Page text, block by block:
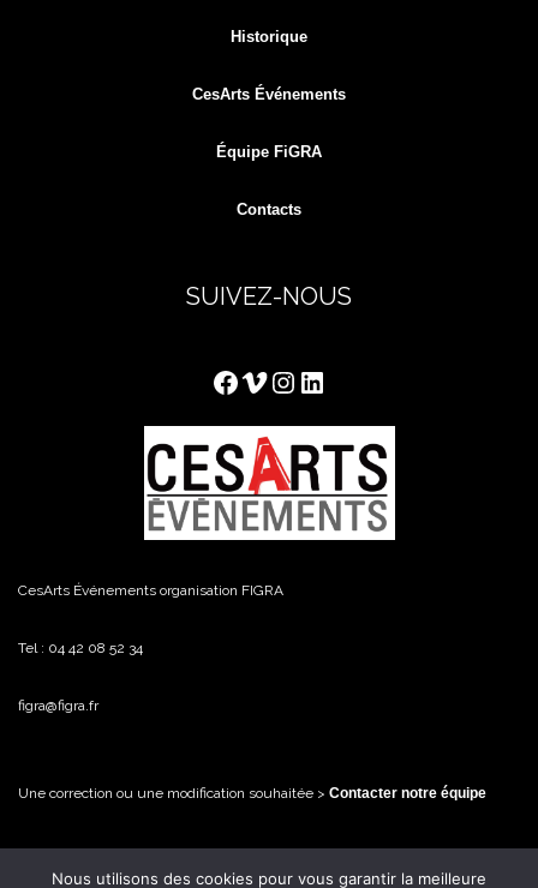
Historique
CesArts Événements
Équipe FiGRA
Contacts
SUIVEZ-NOUS
Facebook
Vimeo
Instagram
LinkedIn
CesArts Événements organisation FIGRA
Tel : 04 42 08 52 34
figra@figra.fr
Une correction ou une modification souhaitée > Contacter notre équipe
Nous utilisons des cookies pour vous garantir la meilleure